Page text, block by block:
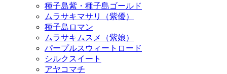
種子島紫・種子島ゴールド
ムラサキマサリ（紫優）
種子島ロマン
ムラサキムスメ（紫娘）
パープルスウィートロード
シルクスイート
アヤコマチ